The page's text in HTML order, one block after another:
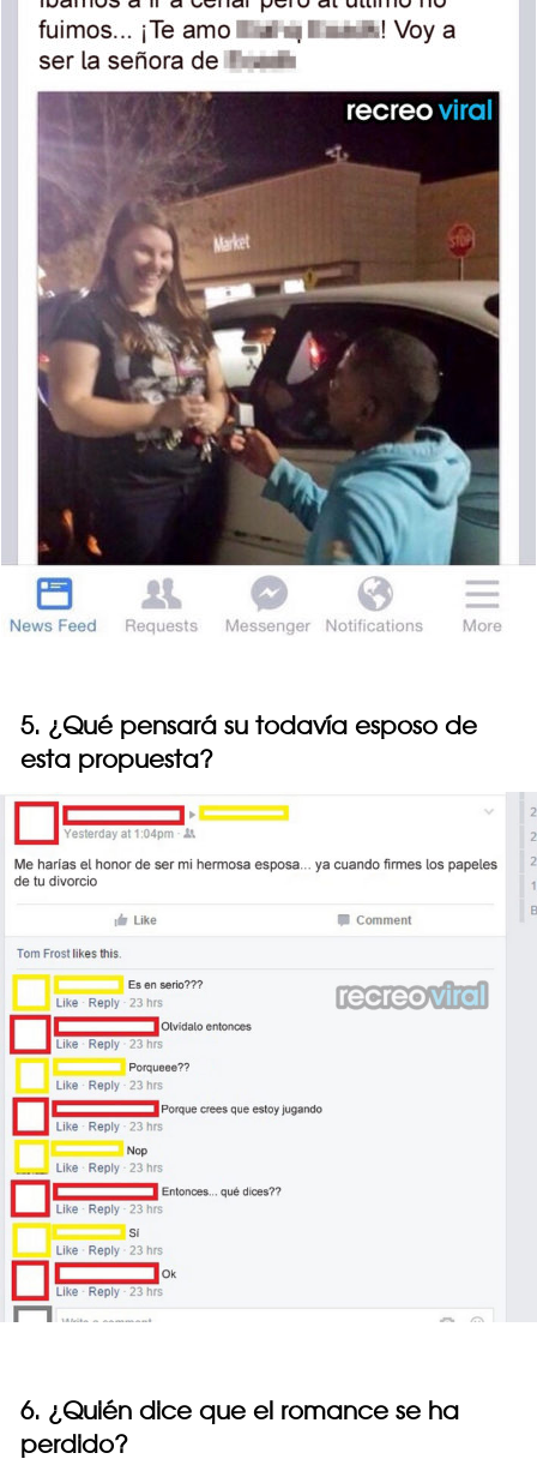
5. ¿Qué pensará su todavía esposo de
esta propuesta?
6. ¿Quién dice que el romance se ha
perdido?